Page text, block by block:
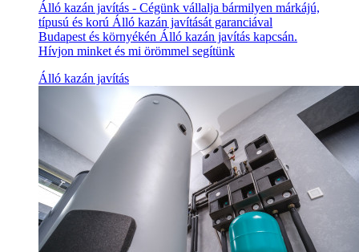
Álló kazán javítás - Cégünk vállalja bármilyen márkájú,
típusú és korú Álló kazán javítását garanciával
Budapest és környékén Álló kazán javítás kapcsán.
Hívjon minket és mi örömmel segítünk
Álló kazán javítás